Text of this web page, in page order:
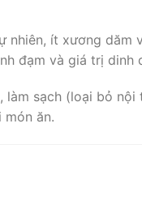
ít xương
đạm và giá trị dinh
sạch (loại bỏ
ăn.